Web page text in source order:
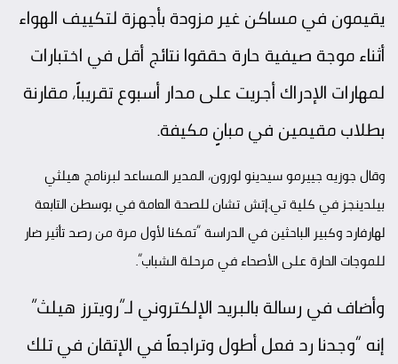
يقيمون في مساكن غير مزودة بأجهزة لتكييف الهواء
أثناء موجة صيفية حارة حققوا نتائج أقل في اختبارات
لمهارات الإدراك أجريت على مدار أسبوع تقريباً، مقارنة
بطلاب مقيمين في مبانٍ مكيفة.
وقال جوزيه جييرمو سيدينو لورون، المدير المساعد لبرنامج هيلثي
بيلدينجز في كلية تي.إتش تشان للصحة العامة في بوسطن التابعة
لهارفارد وكبير الباحثين في الدراسة “تمكنا لأول مرة من رصد تأثير ضار
للموجات الحارة على الأصحاء في مرحلة الشباب”.
وأضاف في رسالة بالبريد الإلكتروني لـ”رويترز هيلث”
إنه “وجدنا رد فعل أطول وتراجعاً في الإتقان في تلك